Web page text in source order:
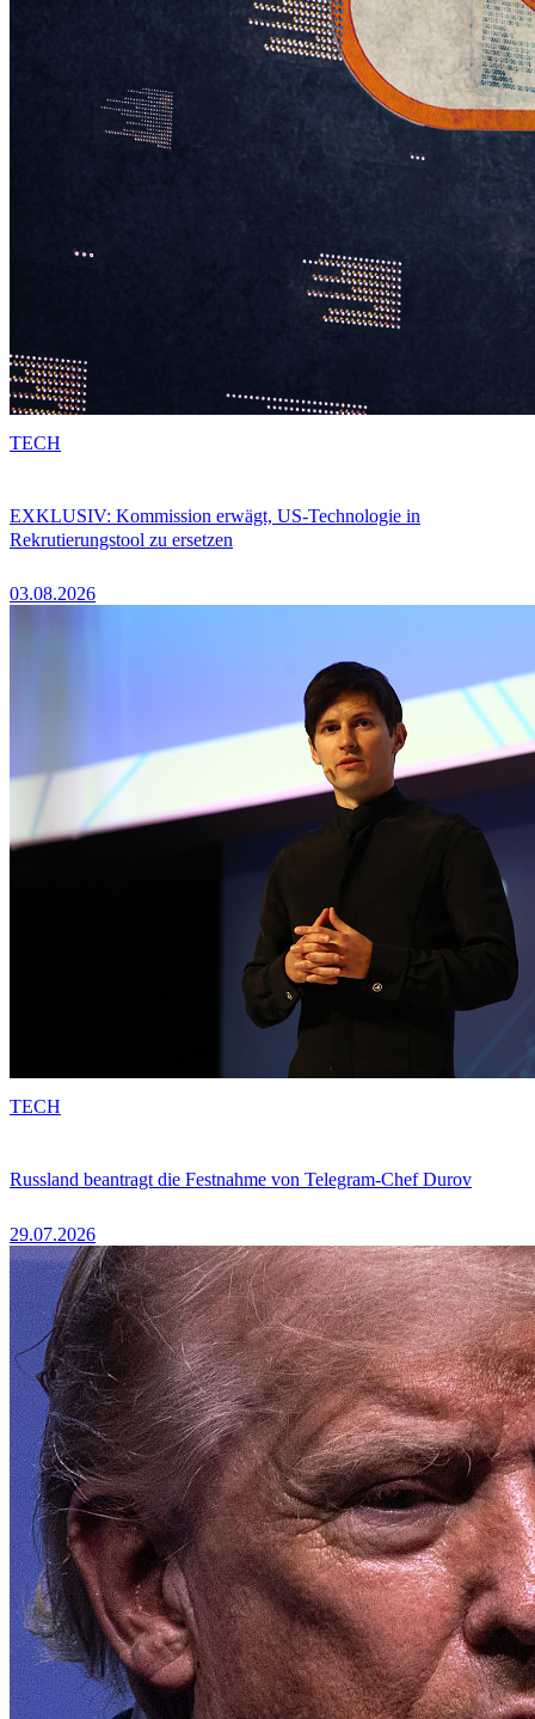
EXKLUSIV: Kommission erwägt, US-Technologie in
Rekrutierungstool zu ersetzen
03.08.2026
TECH
Russland beantragt die Festnahme von Telegram-Chef Durov
29.07.2026
TECH